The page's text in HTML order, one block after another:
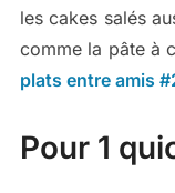
les cakes salés
comme la pâte à
plats entre amis
Pour 1